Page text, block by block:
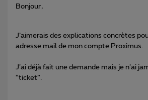
Bonjour,
J’aimerais des explications concrètes
adresse mail de mon compte Proximus.
J’ai déjà fait une demande mais je n’ai
“ticket”.